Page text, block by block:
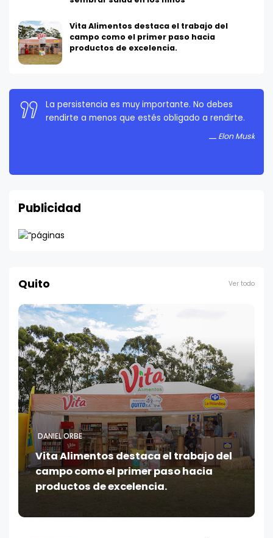
Vita Alimentos destaca el trabajo del
campo como el primer paso hacia
productos de excelencia.
La persistencia es muy importante. No debes
rendirte a menos que estés obligado a rendirte.
Elon Musk
Publicidad
Quito Ver todo
DANIEL ORBE
Vita Alimentos destaca el trabajo del
campo como el primer paso hacia
productos de excelencia.